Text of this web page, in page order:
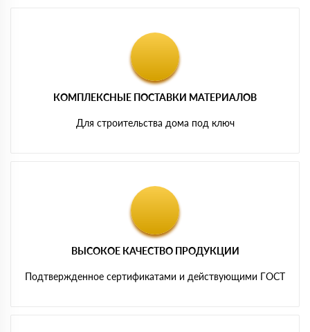
КОМПЛЕКСНЫЕ ПОСТАВКИ МАТЕРИАЛОВ
Для строительства дома под ключ
ВЫСОКОЕ КАЧЕСТВО ПРОДУКЦИИ
Подтвержденное сертификатами и действующими ГОСТ